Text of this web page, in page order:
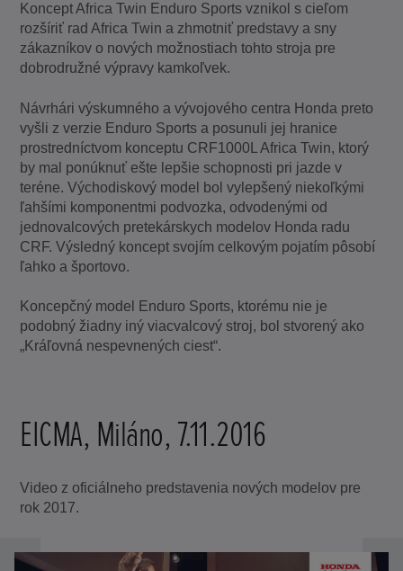
Koncept Africa Twin Enduro Sports vznikol s cieľom
rozšíriť rad Africa Twin a zhmotniť predstavy a sny
zákazníkov o nových možnostiach tohto stroja pre
dobrodružné výpravy kamkoľvek.
Návrhári výskumného a vývojového centra Honda preto
vyšli z verzie Enduro Sports a posunuli jej hranice
prostredníctvom konceptu CRF1000L Africa Twin, ktorý
by mal ponúknuť ešte lepšie schopnosti pri jazde v
teréne. Východiskový model bol vylepšený niekoľkými
ľahšími komponentmi podvozka, odvodenými od
jednovalcových pretekárskych modelov Honda radu
CRF. Výsledný koncept svojím celkovým pojatím pôsobí
ľahko a športovo.
Koncepčný model Enduro Sports, ktorému nie je
podobný žiadny iný viacvalcový stroj, bol stvorený ako
„Kráľovná nespevnených ciest“.
EICMA, Miláno, 7.11.2016
Video z oficiálneho predstavenia nových modelov pre
rok 2017.